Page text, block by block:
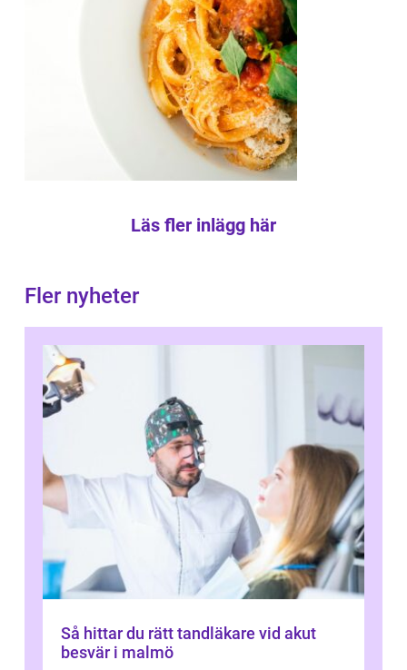
Läs fler inlägg här
Fler nyheter
Så hittar du rätt tandläkare vid akut
besvär i malmö